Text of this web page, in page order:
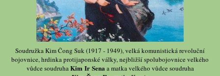
Soudružka Kim Čong Suk (1917 - 1949), velká komunistická revoluční
bojovnice, hrdinka protijaponské války, nejbližší spolubojovnice velkého
vůdce soudruhaKim Ir Sena a matka velkého vůdce soudruha